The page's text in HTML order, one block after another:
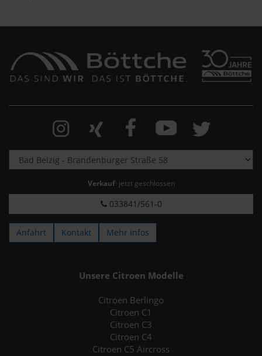
Verkauf: jetzt geschlossen
033841/561-0
Anfahrt Kontakt Mehr Infos
Unsere Citroen Modelle
Citroen Berlingo
Citroen C1
Citroen C3
Citroen C4
Citroen C5 Aircross